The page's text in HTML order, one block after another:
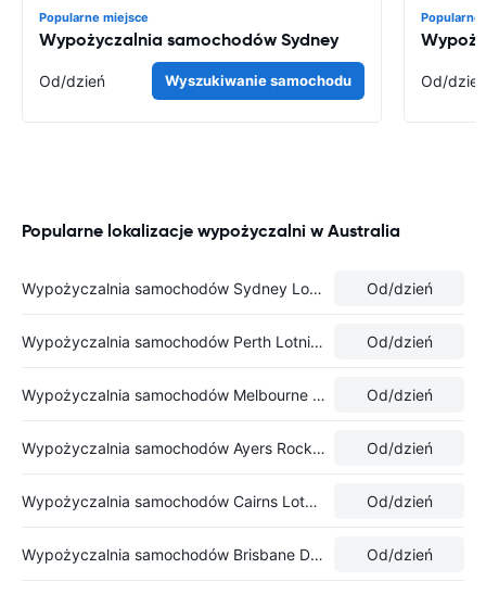
Popularne miejsce
Wypożyczalnia samochodów Sydney
Od/dzień Wyszukiwanie samochodu
Popularne
Od/
Popularne lokalizacje wypożyczalni w Australia
Wypożyczalnia samochodów Sydney Lotnisko Od/dzień
Wypożyczalnia samochodów Perth Lotnisko Od/dzień
Wypożyczalnia samochodów Melbourne Airport - International Terminal Od/dzień
Wypożyczalnia samochodów Ayers Rock Lotnisko Od/dzień
Wypożyczalnia samochodów Cairns Lotnisko Od/dzień
Wypożyczalnia samochodów Brisbane Domestic Airport Od/dzień